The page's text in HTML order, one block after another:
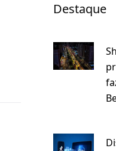
Destaque